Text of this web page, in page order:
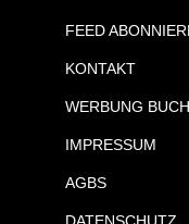
FEED
KONTAKT
WERBUNG
IMPRESSUM
AGBS